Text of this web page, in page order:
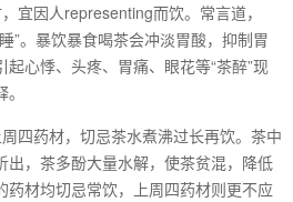
宜因人representing而饮。常言道，
”。暴饮暴食喝茶会冲淡胃酸，抑制胃
心悸、头疼、胃痛、眼花等“茶醉”现
四药材，切忌茶水煮沸过长再饮。茶中
出，茶多酚大量水解，使茶贫混，降低
药材均切忌常饮，上周四药材则更不应